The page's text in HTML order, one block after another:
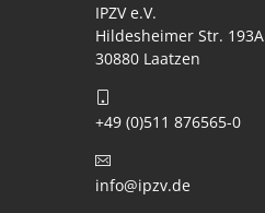
IPZV e.V.
Hildesheimer Str. 193A
30880 Laatzen
+49 (0)511 876565-0
info@ipzv.de